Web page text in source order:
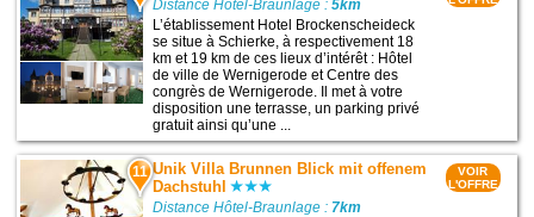
Distance Hôtel-Braunlage :5km
L’établissement Hotel Brockenscheideck
se situe à Schierke, à respectivement 18
km et 19 km de ces lieux d’intérêt : Hôtel
de ville de Wernigerode et Centre des
congrès de Wernigerode. Il met à votre
disposition une terrasse, un parking privé
gratuit ainsi qu’une ...
11 Unik Villa Brunnen Blick mit offenem
Dachstuhl
Distance Hôtel-Braunlage : 7km
VOIR
L'OFFRE